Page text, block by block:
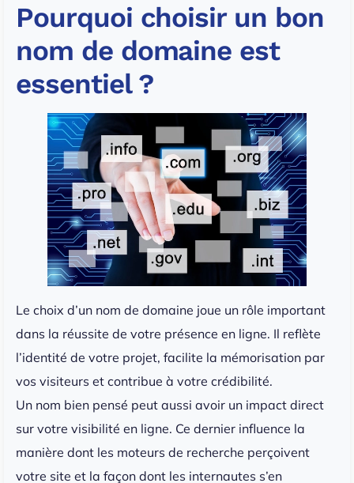
Pourquoi choisir un bon
nom de domaine est
essentiel ?
Le choix d’un nom de domaine joue un rôle important
dans la réussite de votre présence en ligne. Il reflète
l’identité de votre projet, facilite la mémorisation par
vos visiteurs et contribue à votre crédibilité.
Un nom bien pensé peut aussi avoir un impact direct
sur votre visibilité en ligne. Ce dernier influence la
manière dont les moteurs de recherche perçoivent
votre site et la façon dont les internautes s’en